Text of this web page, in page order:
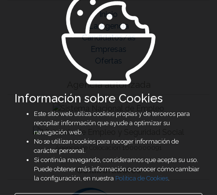
Inicio
La Agencia
Candidatos/as
Empresas
Ofertas
Agencia autorizada
Agencia de Colocación 1600000091
Colaboradores
Información sobre Cookies
Este sitio web utiliza cookies propias y de terceros para
recopilar información que ayude a optimizar su
navegación web.
No se utilizan cookies para recoger información de
carácter personal.
Si continúa navegando, consideramos que acepta su uso.
Puede obtener más información o conocer cómo cambiar
la configuración, en nuestra Política de Cookies.